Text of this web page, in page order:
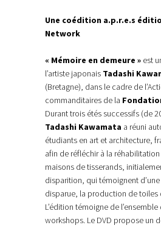
Une coédition a.p.r.e.s
Network
« Mémoire en demeure » est
l’artiste japonais Tadashi
(Bretagne), dans le cadre de
commanditaires de la
Durant trois étés successifs (de
Tadashi Kawamata a réuni
étudiants en art et architecture,
afin de réfléchir à la
maisons de tisserands,
disparition, qui témoignent
disparue, la production de toiles
L’édition témoigne de
workshops. Le DVD propose un